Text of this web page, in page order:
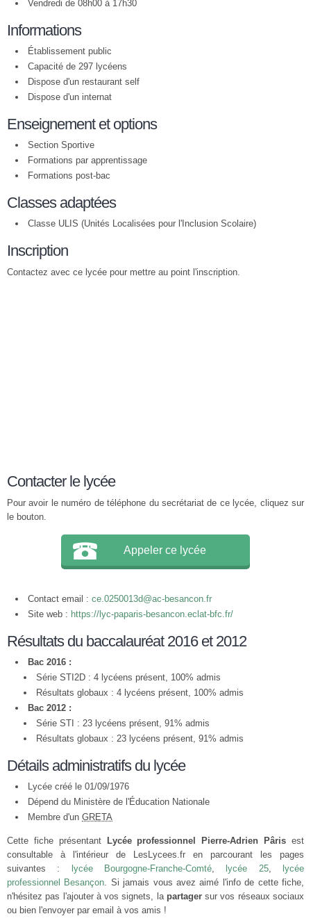
Vendredi de 08h00 à 17h30
Informations
Établissement public
Capacité de 297 lycéens
Dispose d'un restaurant self
Dispose d'un internat
Enseignement et options
Section Sportive
Formations par apprentissage
Formations post-bac
Classes adaptées
Classe ULIS (Unités Localisées pour l'Inclusion Scolaire)
Inscription
Contactez avec ce lycée pour mettre au point l'inscription.
Contacter le lycée
Pour avoir le numéro de téléphone du secrétariat de ce lycée, cliquez sur
le bouton.
Appeler ce lycée
Contact email : ce.0250013d@ac-besancon.fr
Site web : https://lyc-paparis-besancon.eclat-bfc.fr/
Résultats du baccalauréat 2016 et 2012
Bac 2016 :
Série STI2D : 4 lycéens présent, 100% admis
Résultats globaux : 4 lycéens présent, 100% admis
Bac 2012 :
Série STI : 23 lycéens présent, 91% admis
Résultats globaux : 23 lycéens présent, 91% admis
Détails administratifs du lycée
Lycée créé le 01/09/1976
Dépend du Ministère de l'Éducation Nationale
Membre d'un GRETA
Cette fiche présentant Lycée professionnel Pierre-Adrien Pâris est
consultable à l'intérieur de LesLycees.fr en parcourant les pages
suivantes :
lycée Bourgogne-Franche-Comté, lycée 25,
lycée
professionnel Besançon. Si jamais vous avez aimé l'info de cette fiche,
n'hésitez pas l'ajouter à vos signets, la partagersur vos réseaux sociaux
ou bien l'envoyer par email à vos amis !